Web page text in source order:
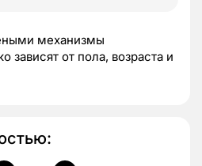
механизмы
зависят от пола, возраста и